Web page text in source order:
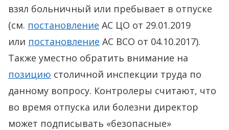
взял больничный или пребывает в отпуске
(см. постановление АС ЦО от 29.01.2019
или постановление АС ВСО от 04.10.2017).
Также уместно обратить внимание на
позицию столичной инспекции труда по
данному вопросу. Контролеры считают, что
во время отпуска или болезни директор
может подписывать «безопасные»